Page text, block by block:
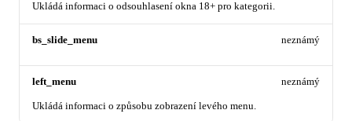
Ukládá informaci o odsouhlasení okna 18+ pro kategorii.
bs_slide_menu neznámý
left_menu
Ukládá informaci o způsobu zobrazení levého menu.
neznámý